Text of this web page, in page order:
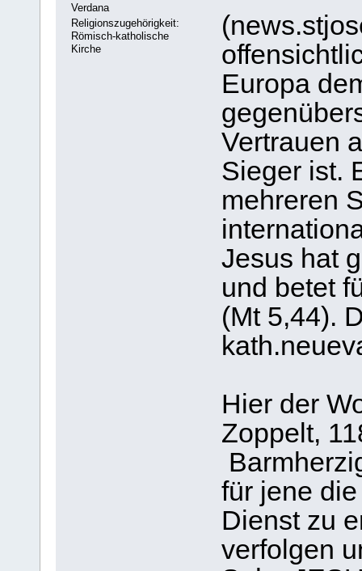
Verdana
Religionszugehörigkeit:
Römisch-katholische
Kirche
Europa
Vertrauen
Sieger ist.
mehreren
Jesus hat
und betet
(Mt 5,44).
Hier der
Zoppelt,
für jene
Dienst zu
verfolgen